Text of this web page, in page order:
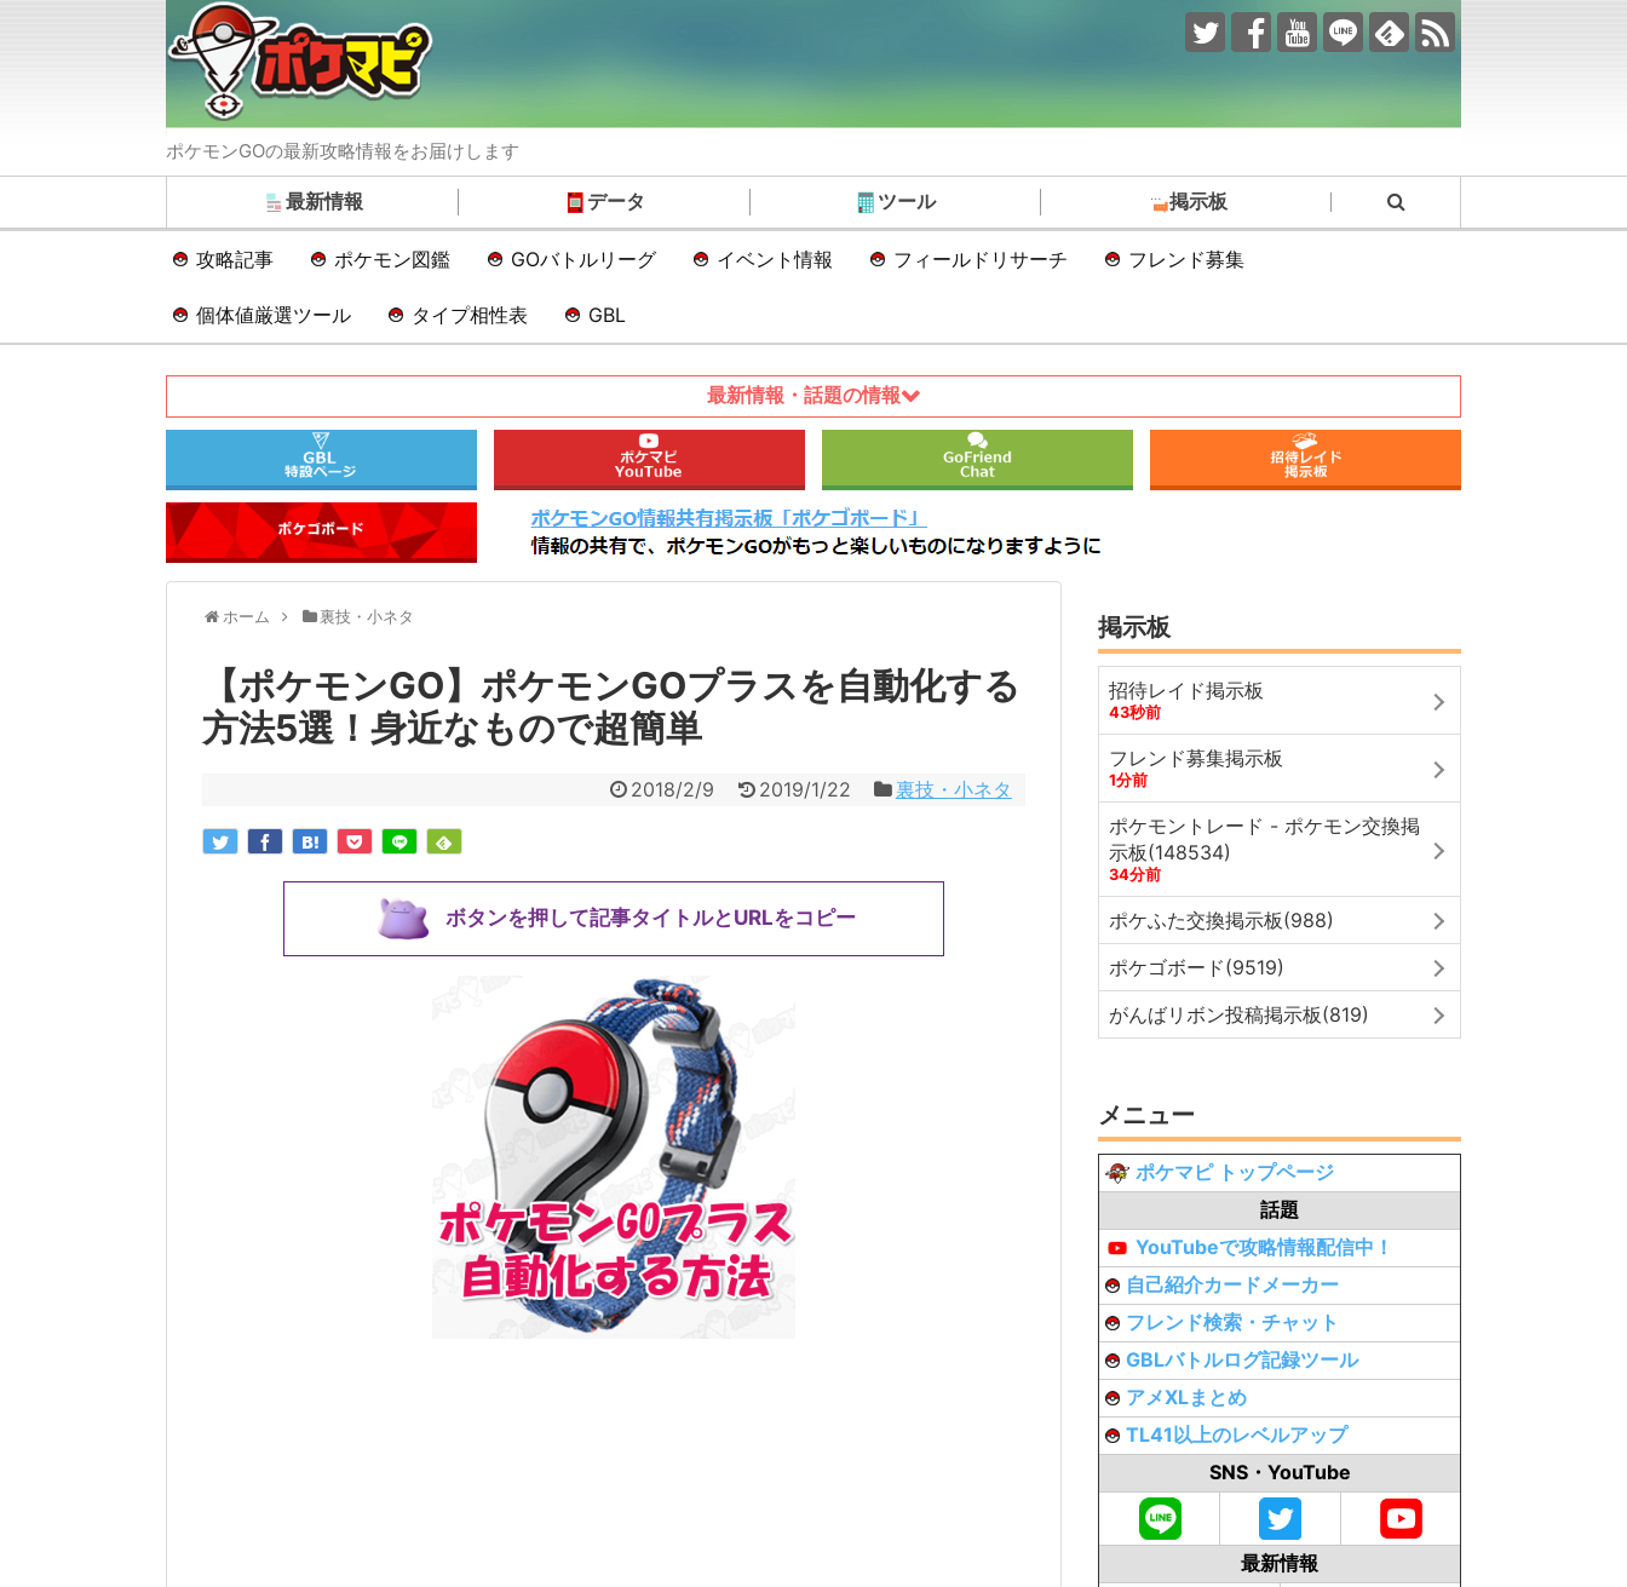
ポケモンGOの最新攻略情報をお届けします
最新情報 データ ツール 掲示板
攻略記事 ポケモン図鑑 GOバトルリーグ イベント情報 フィールドリサーチ フレンド募集
個体値厳選ツール タイプ相性表 GBL
最新情報・話題の情報
ホーム 裏技・小ネタ
【ポケモンGO】ポケモンGOプラスを自動化する
方法5選！身近なもので超簡単
2018/2/9 2019/1/22 裏技・小ネタ
ボタンを押して記事タイトルとURLをコピー
掲示板
招待レイド掲示板
43秒前
フレンド募集掲示板
1分前
ポケモントレード - ポケモン交換掲
示板(148534)
34分前
ポケふた交換掲示板(988)
ポケゴボード(9519)
がんばリボン投稿掲示板(819)
メニュー
ポケマピ トップページ
話題
YouTubeで攻略情報配信中！
自己紹介カードメーカー
フレンド検索・チャット
GBLバトルログ記録ツール
アメXLまとめ
TL41以上のレベルアップ
SNS・YouTube
最新情報